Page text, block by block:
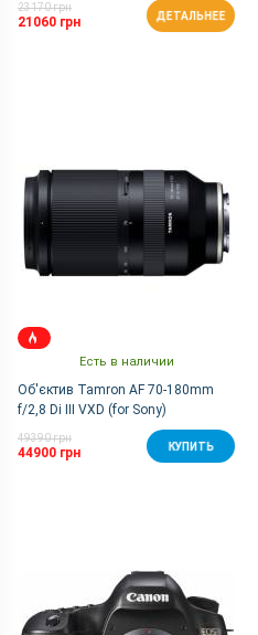
23170 грн
21060 грн ДЕТАЛЬНЕЕ
Есть в наличии
Об'єктив Tamron AF 70-180mm
f/2,8 Di III VXD (for Sony)
49390 грн
44900 грн КУПИТЬ